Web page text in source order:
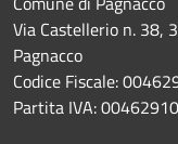
Via Castellerio n. 38,
Pagnacco
Codice Fiscale:
Partita IVA: